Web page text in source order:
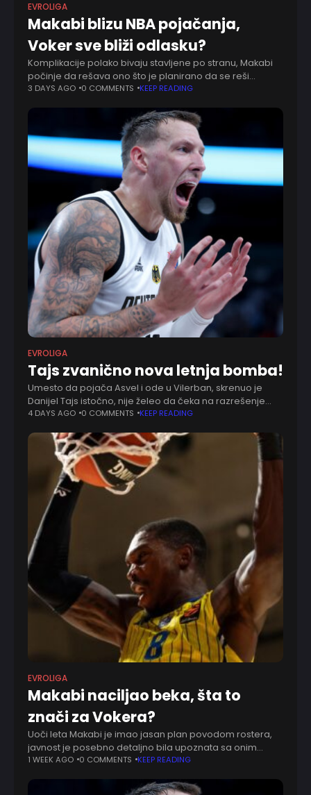
EVROLIGA
Makabi blizu NBA pojačanja,
Voker sve bliži odlasku?
Komplikacije polako bivaju stavljene po stranu, Makabi
počinje da rešava ono što je planirano da se reši
mnogo ranije. Polako se nazire sa kakvom će spoljnom
3 DAYS AGO 0 COMMENTS KEEP READING
EVROLIGA
Tajs zvanično nova letnja bomba!
Umesto da pojača Asvel i ode u Vilerban, skrenuo je
Danijel Tajs istočno, nije želeo da čeka na razrešenje
teške situacije. Dvogodišnjom saradnjom Makabi je
4 DAYS AGO 0 COMMENTS KEEP READING
EVROLIGA
Makabi naciljao beka, šta to
znači za Vokera?
Uoči leta Makabi je imao jasan plan povodom rostera,
javnost je posebno detaljno bila upoznata sa onim
delom koji se tiče spoljne linije. Taj inicijalni plan
1 WEEK AGO 0 COMMENTS KEEP READING